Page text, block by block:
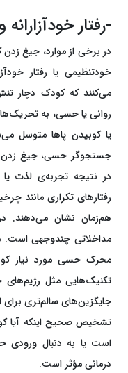
-رفتار
در برخی از موارد، جیغ
خودتنظیمی یا رفتار
می‌کنند که کودک دچار
روانی یا حسی، به
یا کوبیدن پاها متوسل
جستجوگر حسی، جیغ زدن
در نتیجه تجربه‌ی لذت
رفتارهای تکراری مانند
هم‌زمان نشان می‌دهند.
مداخلاتی چندوجهی است.
محرک حسی مورد نیاز
تکنیک‌هایی مثل رژیم‌های
جایگزین‌های سالم‌تری برای
تشخیص صحیح اینکه آیا
است یا به دنبال ورودی
درمانی مؤثر است.